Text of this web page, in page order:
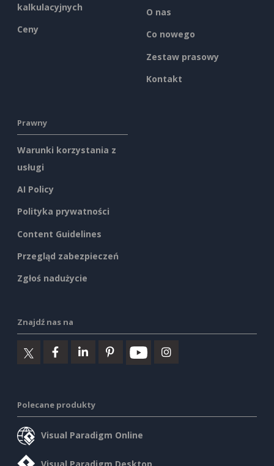
kalkulacyjnych
Ceny
O nas
Co nowego
Zestaw prasowy
Kontakt
Prawny
Warunki korzystania z
usługi
AI Policy
Polityka prywatności
Content Guidelines
Przegląd zabezpieczeń
Zgłoś nadużycie
Znajdź nas na
Polecane produkty
Visual Paradigm Online